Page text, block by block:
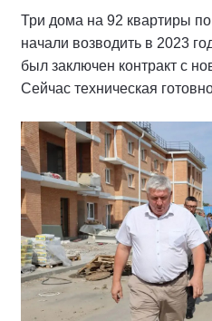
Три дома на 92 квартиры
начали возводить в 2023
был заключен контракт с
Сейчас техническая